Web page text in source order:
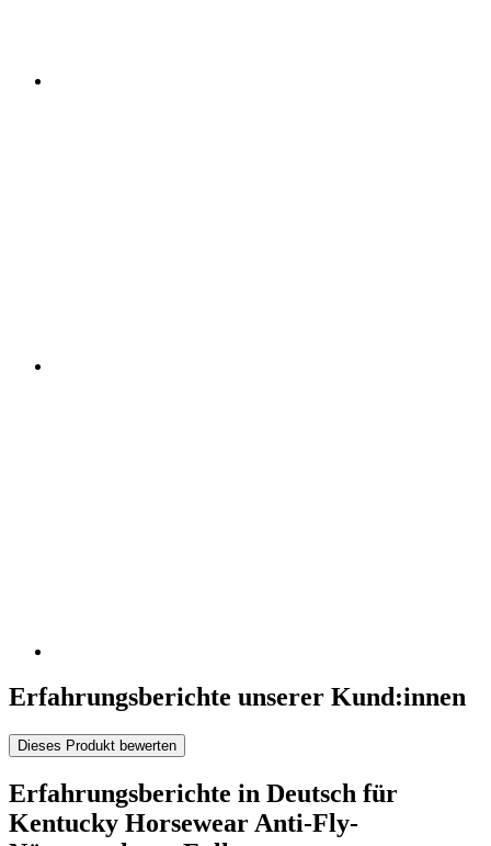
Erfahrungsberichte unserer Kund:innen
Dieses Produkt bewerten
Erfahrungsberichte in Deutsch für
Kentucky Horsewear Anti-Fly-